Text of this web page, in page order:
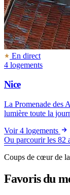
En direct
4 logements
Nice
La Promenade des
lumière toute la
Voir 4 logements
Ou parcourir les 82
Coups de cœur de
Favorisdu